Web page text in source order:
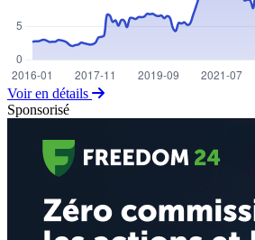
Voir en détails
Sponsorisé